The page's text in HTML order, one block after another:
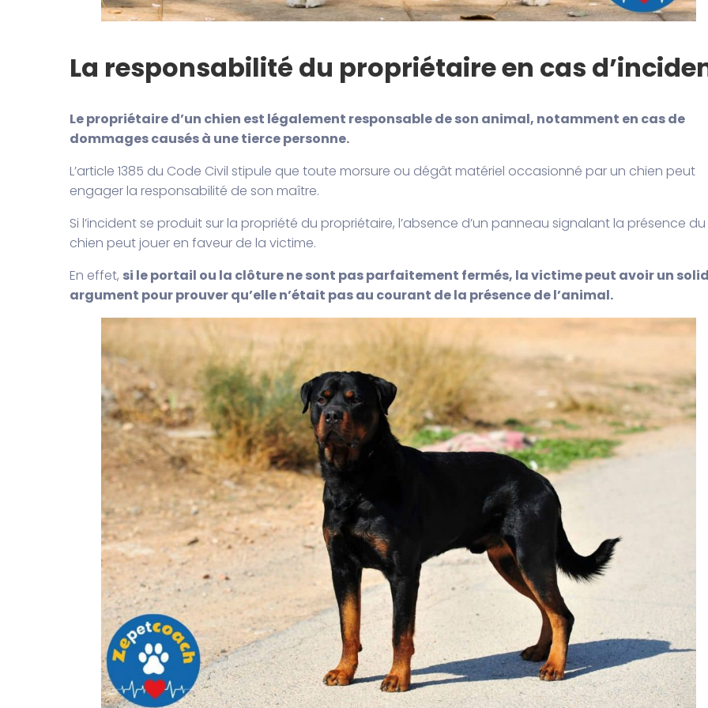
La responsabilité du propriétaire en cas
Le propriétaire d’un chien est légalement responsable de son animal, notamment en cas de
dommages causés à une tierce personne.
L’article 1385 du Code Civil stipule que toute morsure ou dégât matériel occasionné par un chien peut
engager la responsabilité de son maître.
Si l’incident se produit sur la propriété du propriétaire, l’absence d’un panneau signalant la présence du
chien peut jouer en faveur de la victime.
En effet, si le portail ou la clôture ne sont pas parfaitement fermés, la victime peut avoir un
argument pour prouver qu’elle n’était pas au courant de la présence de l’animal.